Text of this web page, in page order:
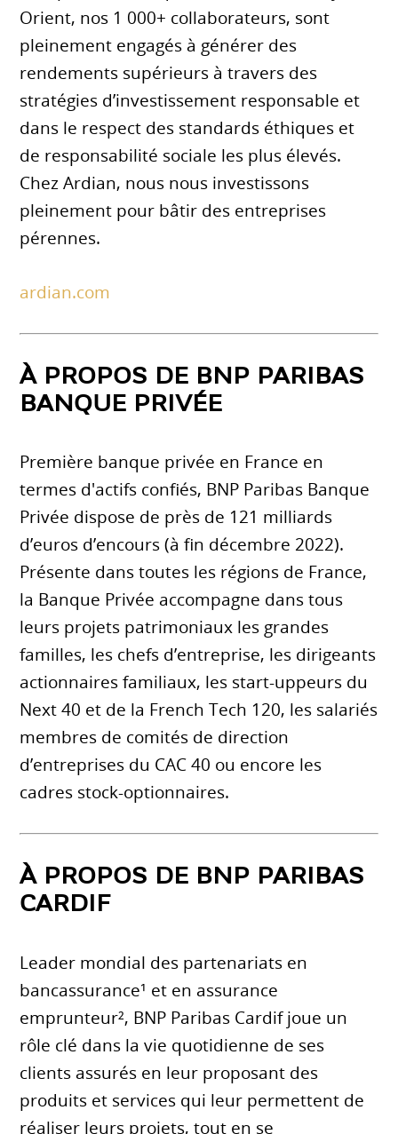
Orient, nos 1 000+ collaborateurs, sont
pleinement engagés à générer des
rendements supérieurs à travers des
stratégies d’investissement responsable et
dans le respect des standards éthiques et
de responsabilité sociale les plus élevés.
Chez Ardian, nous nous investissons
pleinement pour bâtir des entreprises
pérennes.
ardian.com
À PROPOS DE BNP PARIBAS
BANQUE PRIVÉE
Première banque privée en France en
termes d'actifs confiés, BNP Paribas Banque
Privée dispose de près de 121 milliards
d’euros d’encours (à fin décembre 2022).
Présente dans toutes les régions de France,
la Banque Privée accompagne dans tous
leurs projets patrimoniaux les grandes
familles, les chefs d’entreprise, les dirigeants
actionnaires familiaux, les start-uppeurs du
Next 40 et de la French Tech 120, les salariés
membres de comités de direction
d’entreprises du CAC 40 ou encore les
cadres stock-optionnaires.
À PROPOS DE BNP PARIBAS
CARDIF
Leader mondial des partenariats en
bancassurance¹ et en assurance
emprunteur², BNP Paribas Cardif joue un
rôle clé dans la vie quotidienne de ses
clients assurés en leur proposant des
produits et services qui leur permettent de
réaliser leurs projets, tout en se